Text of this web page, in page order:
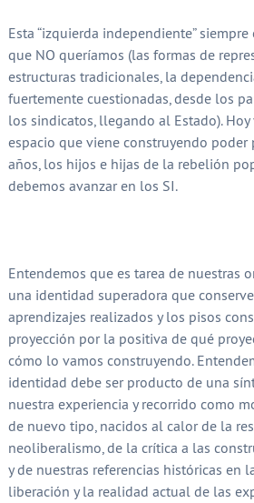
Esta “izquierda independiente”
que NO queríamos (las formas de
estructuras tradicionales, la
fuertemente cuestionadas, desde los
los sindicatos, llegando al Estado).
espacio que viene construyendo poder
años, los hijos e hijas de la rebelión
debemos avanzar en los SI.
Entendemos que es tarea de nuestras
una identidad superadora que
aprendizajes realizados y los pisos
proyección por la positiva de qué
cómo lo vamos construyendo.
identidad debe ser producto de una
nuestra experiencia y recorrido como
de nuevo tipo, nacidos al calor de la
neoliberalismo, de la crítica a las
y de nuestras referencias históricas en
liberación y la realidad actual de las